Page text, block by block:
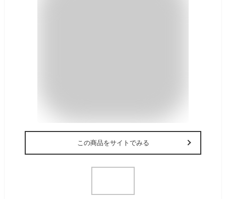
この商品をサイトでみる